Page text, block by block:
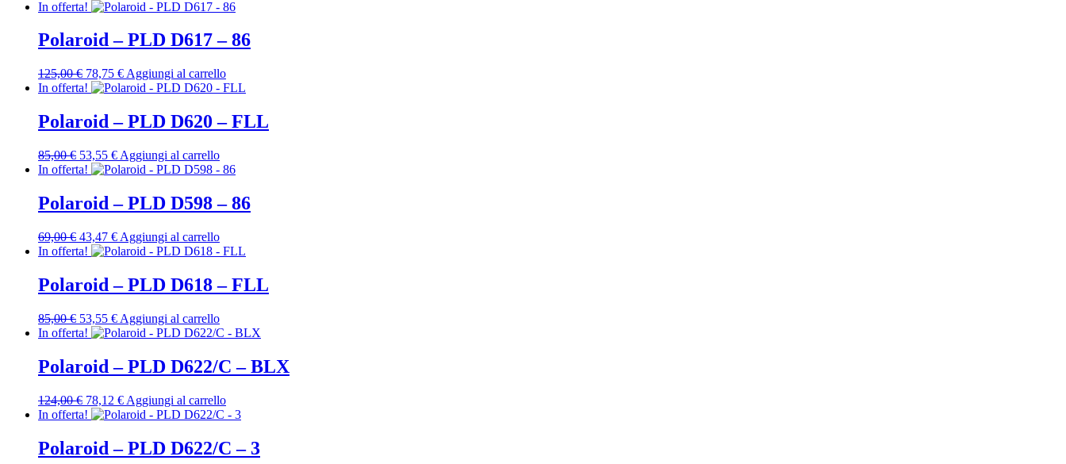
prezzo
era:
119,00 €.
prezzo
è:
74,97 €.
In offerta!
Polaroid – PLD D617 – 86
125,00€ Il
prezzo
era:
125,00 €.
78,75 €Il
prezzo
è:
78,75 €.
Aggiungi al carrello
In offerta!
Polaroid – PLD D620 – FLL
85,00€ Il
prezzo
era:
85,00 €.
53,55 €Il
prezzo
53,55 €.
Aggiungi al carrello
In offerta!
Polaroid – PLD D598 – 86
69,00€ Il
prezzo
era:
69,00 €.
43,47 €Il
prezzo
43,47 €.
Aggiungi al carrello
In offerta!
Polaroid – PLD D618 – FLL
85,00€ Il
prezzo
era:
85,00 €.
53,55 €Il
prezzo
53,55 €.
Aggiungi al carrello
In offerta!
Polaroid – PLD D622/C – BLX
124,00€ Il
prezzo
era:
124,00 €.
78,12 €Il
prezzo
è:
78,12 €.
Aggiungi al carrello
In offerta!
Polaroid – PLD D622/C – 3